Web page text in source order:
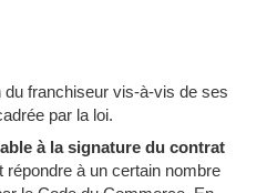
du franchiseur vis-à-vis de ses
par la loi.
à la signature du contrat
répondre à un certain nombre